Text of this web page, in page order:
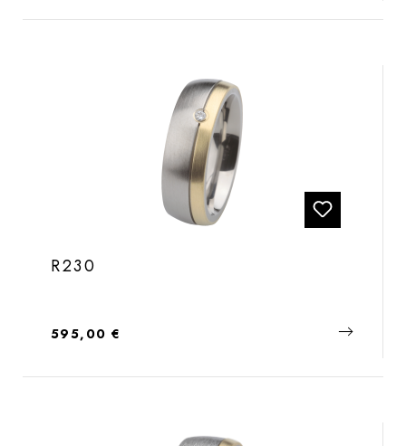
R230
Regulärer Preis:
595,00 €